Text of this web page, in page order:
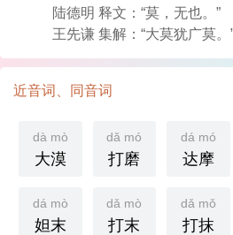
陆德明 释文：“莫，无也。”
王先谦 集解：“大莫犹广莫。
近音词、同音词
dà mò
大漠
dǎ mó
打磨
dá mó
达摩
dá mò
妲末
dǎ mò
打末
dǎ mǒ
打抹